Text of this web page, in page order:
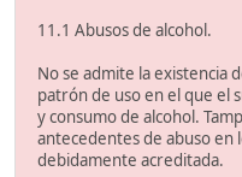
11.1 Abusos de alcohol.
No se admite la existencia
patrón de uso en el que el
y consumo de alcohol.
antecedentes de abuso en
debidamente acreditada.